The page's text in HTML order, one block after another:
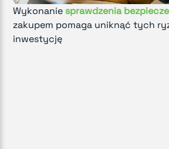
Wykonanie sprawdzenia
zakupem pomaga uniknąć tych
inwestycję